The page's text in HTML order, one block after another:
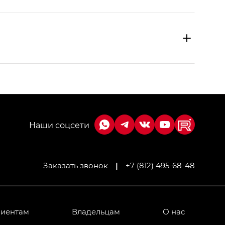
— GB AWD, Джи Эль Полный привод —
Заказать звонок | +7 (812) 495-68-48
Владельцам О нас